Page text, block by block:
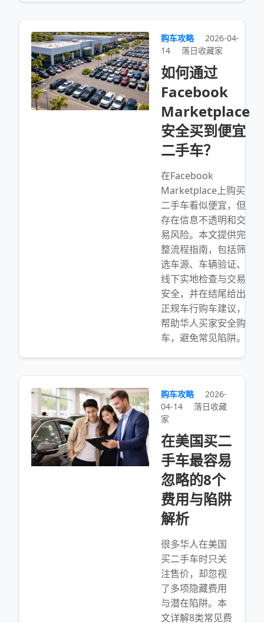
购车攻略
2026-04-
14
落日收藏家
如何通过
Facebook
Marketplace
安全买到便宜
二手车？
在Facebook
Marketplace上购买
二手车看似便宜，但
存在信息不透明和交
易风险。本文提供完
整流程指南，包括筛
选车源、车辆验证、
线下实地检查与交易
安全，并在结尾给出
正规车行购车建议，
帮助华人买家安全购
车，避免常见陷阱。
购车攻略
2026-
04-14
落日收藏
家
在美国买二
手车最容易
忽略的8个
费用与陷阱
解析
很多华人在美国
买二手车时只关
注售价，却忽视
了多项隐藏费用
与潜在陷阱。本
文详解8类常见费